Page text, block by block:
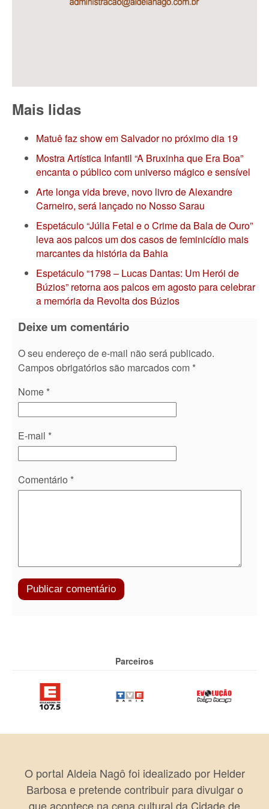
Mais lidas
Matuê faz show em Salvador no próximo dia 19
Mostra Artística Infantil “A Bruxinha que Era Boa”
encanta o público com universo mágico e sensível
Arte longa vida breve, novo livro de Alexandre
Carneiro, será lançado no Nosso Sarau
Espetáculo “Júlia Fetal e o Crime da Bala de Ouro”
leva aos palcos um dos casos de feminicídio mais
marcantes da história da Bahia
Espetáculo “1798 – Lucas Dantas: Um Herói de
Búzios” retorna aos palcos em agosto para celebrar
a memória da Revolta dos Búzios
Deixe um comentário
O seu endereço de e-mail não será publicado.
Campos obrigatórios são marcados com *
Nome *
E-mail *
Comentário *
Parceiros
O portal Aldeia Nagô foi idealizado por Helder
Barbosa e pretende contribuir para divulgar o
que acontece na cena cultural da Cidade de